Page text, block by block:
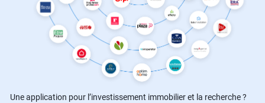
Une application pour l’investissement immobilier et la recherche ?